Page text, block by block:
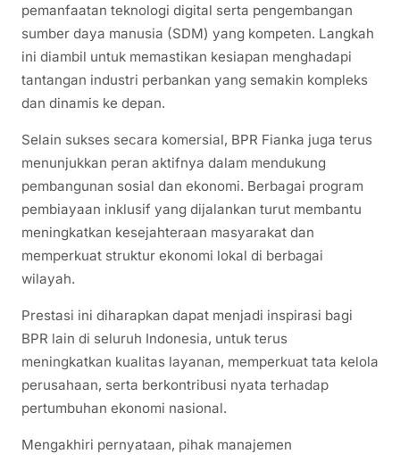
pemanfaatan teknologi digital serta pengembangan
sumber daya manusia (SDM) yang kompeten. Langkah
ini diambil untuk memastikan kesiapan menghadapi
tantangan industri perbankan yang semakin kompleks
dan dinamis ke depan.
Selain sukses secara komersial, BPR Fianka juga terus
menunjukkan peran aktifnya dalam mendukung
pembangunan sosial dan ekonomi. Berbagai program
pembiayaan inklusif yang dijalankan turut membantu
meningkatkan kesejahteraan masyarakat dan
memperkuat struktur ekonomi lokal di berbagai
wilayah.
Prestasi ini diharapkan dapat menjadi inspirasi bagi
BPR lain di seluruh Indonesia, untuk terus
meningkatkan kualitas layanan, memperkuat tata kelola
perusahaan, serta berkontribusi nyata terhadap
pertumbuhan ekonomi nasional.
Mengakhiri pernyataan, pihak manajemen